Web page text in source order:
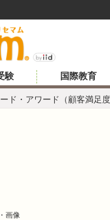
ド・アワード（顧客満足度
験 国際教育
画像